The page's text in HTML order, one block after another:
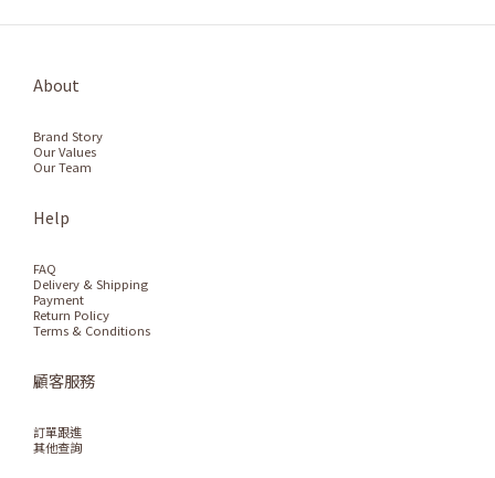
About
Brand Story
Our Values
Our Team
Help
FAQ
Delivery & Shipping
Payment
Return Policy
Terms & Conditions
顧客服務
訂單跟進
其他查詢